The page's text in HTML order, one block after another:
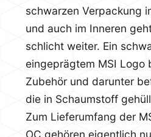
schwarzen Verpackung
und auch im Inneren
schlicht weiter. Ein
eingeprägtem MSI Logo
Zubehör und darunter
die in Schaumstoff
Zum Lieferumfang der
OC gehören eigentlich